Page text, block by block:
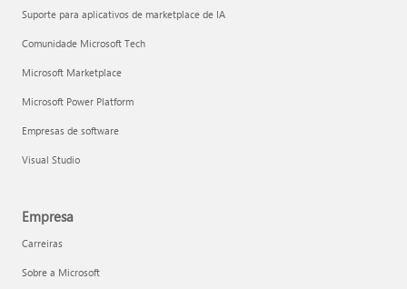
Suporte para aplicativos de marketplace de IA
Comunidade Microsoft Tech
Microsoft Marketplace
Microsoft Power Platform
Empresas de software
Visual Studio
Empresa
Carreiras
Sobre a Microsoft